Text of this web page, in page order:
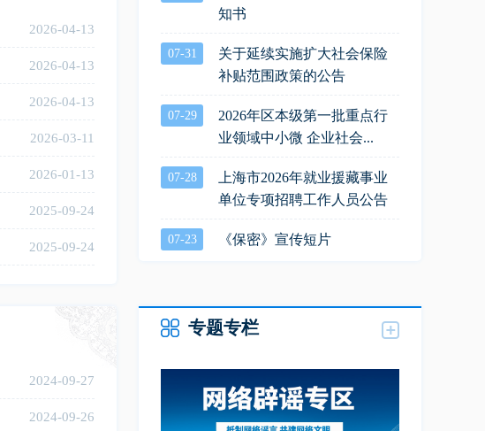
2026-04-13
2026-04-13
2026-04-13
2026-03-11
2026-01-13
2025-09-24
2025-09-24
知书
07-31
关于延续实施扩大社会保险
补贴范围政策的公告
07-29
2026年区本级第一批重点行
业领域中小微 企业社会...
07-28
上海市2026年就业援藏事业
单位专项招聘工作人员公告
07-23 《保密》宣传短片
2024-09-27
2024-09-26
专题专栏